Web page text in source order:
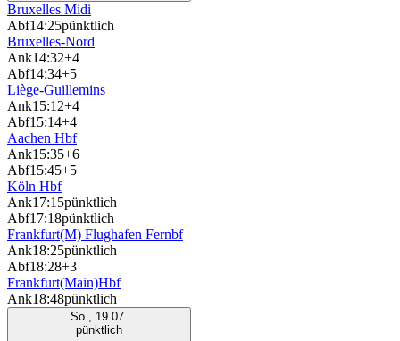
Bruxelles Midi
Abf14:25pünktlich
Bruxelles-Nord
Ank14:32+4
Abf14:34+5
Liège-Guillemins
Ank15:12+4
Abf15:14+4
Aachen Hbf
Ank15:35+6
Abf15:45+5
Köln Hbf
Ank17:15pünktlich
Abf17:18pünktlich
Frankfurt(M) Flughafen Fernbf
Ank18:25pünktlich
Abf18:28+3
Frankfurt(Main)Hbf
Ank18:48pünktlich
So., 19.07.
pünktlich